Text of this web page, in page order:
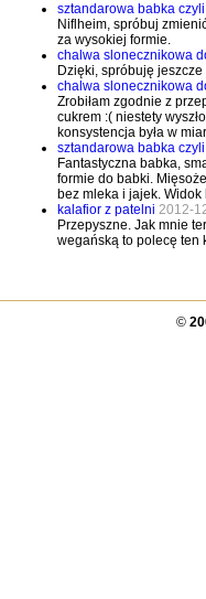
sztandarowa babka
Niflheim, spróbuj
za wysokiej formie.
chalwa slonecznikowa
Dzięki, spróbuję jeszcze
chalwa slonecznikowa
Zrobiłam zgodnie z
cukrem :( niestety
konsystencja była w
sztandarowa babka
Fantastyczna babka,
formie do babki.
bez mleka i jajek.
kalafior z patelni 2012-
Przepyszne. Jak mnie
wegańską to polecę ten
©